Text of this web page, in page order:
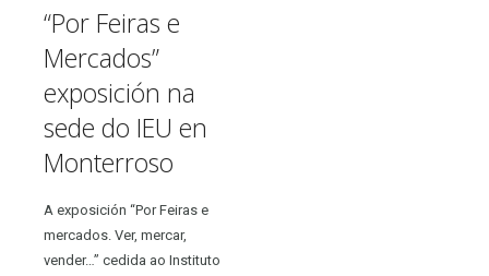
“Por Feiras e
Mercados”
exposición na
sede do IEU en
Monterroso
A exposición “Por Feiras e
mercados. Ver, mercar,
vender…” cedida ao Instituto